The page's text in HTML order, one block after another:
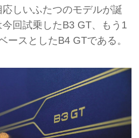
しいふたつのモデルが誕
回試乗したB3 GT、もう1
ースとしたB4 GTである。